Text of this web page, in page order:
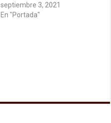
septiembre 3, 2021
En "Portada"